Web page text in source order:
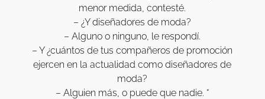
menor medida, contesté.
– ¿Y diseñadores de moda?
– Alguno o ninguno, le respondí.
– Y ¿cuántos de tus compañeros de promoción
ejercen en la actualidad como diseñadores de
moda?
– Alguien más, o puede que nadie. “